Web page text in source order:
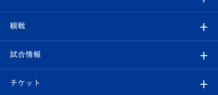
クラブ
試合情報
クラブ概要
観戦
観戦ルール
試合情報
試合日程/結果
チケット